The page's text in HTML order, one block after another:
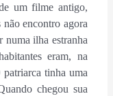
um filme antigo,
encontro agora
ilha estranha
eram, na
tinha uma
chegou sua